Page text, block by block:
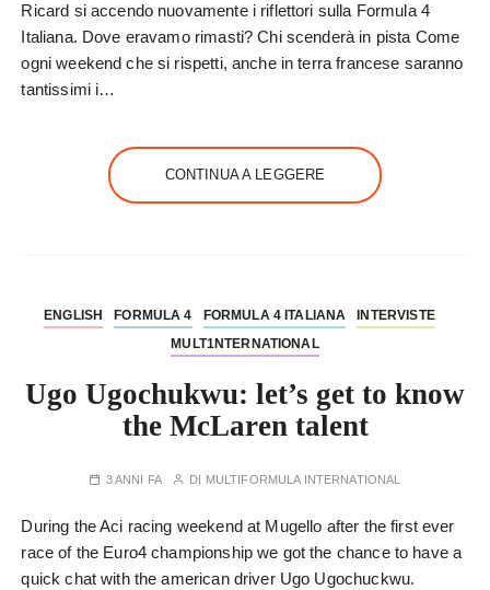
Ricard si accendo nuovamente i riflettori sulla Formula 4
Italiana. Dove eravamo rimasti? Chi scenderà in pista Come
ogni weekend che si rispetti, anche in terra francese saranno
tantissimi i…
CONTINUA A LEGGERE
ENGLISH FORMULA 4 FORMULA 4 ITALIANA
INTERVISTE
MULT1NTERNATIONAL
Ugo Ugochukwu: let’s get to know
the McLaren talent
3 ANNI FA DI MULTIFORMULA INTERNATIONAL
During the Aci racing weekend at Mugello after the first ever
race of the Euro4 championship we got the chance to have a
quick chat with the american driver Ugo Ugochuckwu.